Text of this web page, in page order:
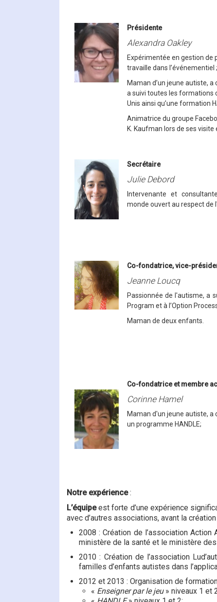
Présidente
Alexandra Oakley
Expérimentée en gestion de
travaille dans l’événementiel ;
Maman d’un jeune autiste,
a suivi toutes les formations
Unis ainsi qu’une formation
Animatrice du groupe
K. Kaufman lors de ses visite
Secrétaire
Julie Debord
Intervenante et
monde ouvert au respect de
Co-fondatrice, vice-
Jeanne Loucq
Passionnée de l'autisme, a
Program et à l’Option
Maman de deux enfants.
Co-fondatrice et membre
Corinne Hamel
Maman d'un jeune autiste, a
un programme HANDLE;
Notre expérience:
L’équipeest forte d’une expérience
avec d’autres associations, avant la
2008 : Création de l’association
ministère de la santé et le ministère
2010 : Création de l’association
familles d’enfants autistes dans
2012 et 2013 : Organisation de
« Enseigner par le jeu» niveaux 1 et